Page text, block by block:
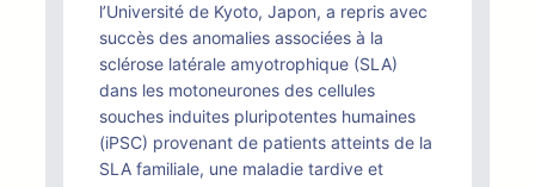
l’Université de Kyoto, Japon, a repris avec
succès des anomalies associées à la
sclérose latérale amyotrophique (SLA)
dans les motoneurones des cellules
souches induites pluripotentes humaines
(iPSC) provenant de patients atteints de la
SLA familiale, une maladie tardive et